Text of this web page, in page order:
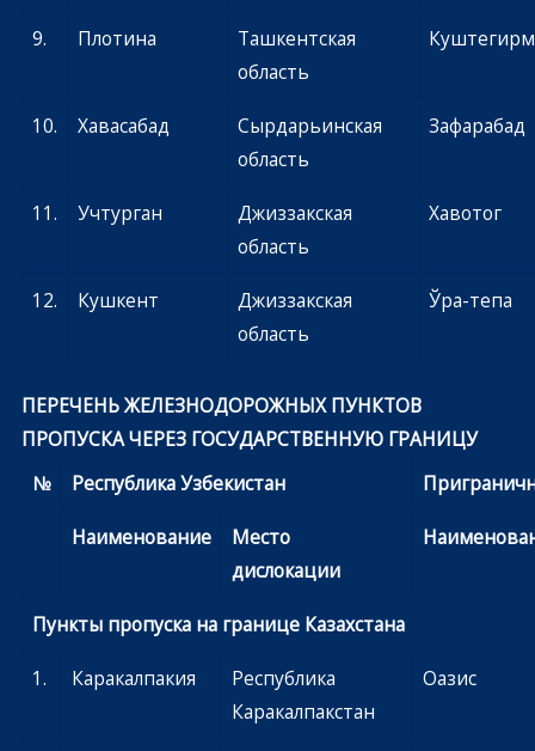
9. Плотина
Ташкентская
область
10. Хавасабад
Сырдарьинская
область
Зафарабад
11. Учтурган
Джиззакская
область
Хавотог
12. Кушкент
Джиззакская
область
Ўра-тепа
ПЕРЕЧЕНЬ ЖЕЛЕЗНОДОРОЖНЫХ ПУНКТОВ
ПРОПУСКА ЧЕРЕЗ ГОСУДАРСТВЕННУЮ ГРАНИЦУ
№
Республика Узбекистан
Наименование
Место
дислокации
Пункты пропуска на границе Казахстана
1. Каракалпакия
Республика
Каракалпакстан
Оазис